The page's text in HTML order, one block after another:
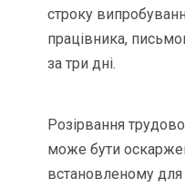
строку
працівника,
за три дні.
Розірвання
може бути
встановленому для